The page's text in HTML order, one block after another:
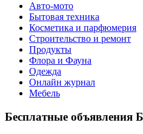
Авто-мото
Бытовая техника
Косметика и парфюмерия
Строительство и ремонт
Продукты
Флора и Фауна
Одежда
Онлайн журнал
Мебель
Бесплатные объявления